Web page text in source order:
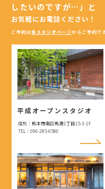
したいのですが…」
と
お気軽にお電話ください！
ご予約は各スタジオページからご予約で
平成オープンスタジオ
住所：熊本市南区馬渡1丁目15-3-1F
TEL：096-285-6580